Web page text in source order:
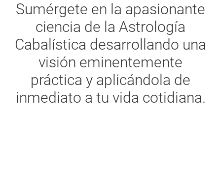
Sumérgete en la apasionante
ciencia de la Astrología
Cabalística desarrollando una
visión eminentemente
práctica y aplicándola de
inmediato a tu vida cotidiana.